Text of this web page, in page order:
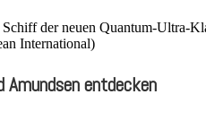
Schiff der neuen Quantum-Ultra-
International)
entdecken